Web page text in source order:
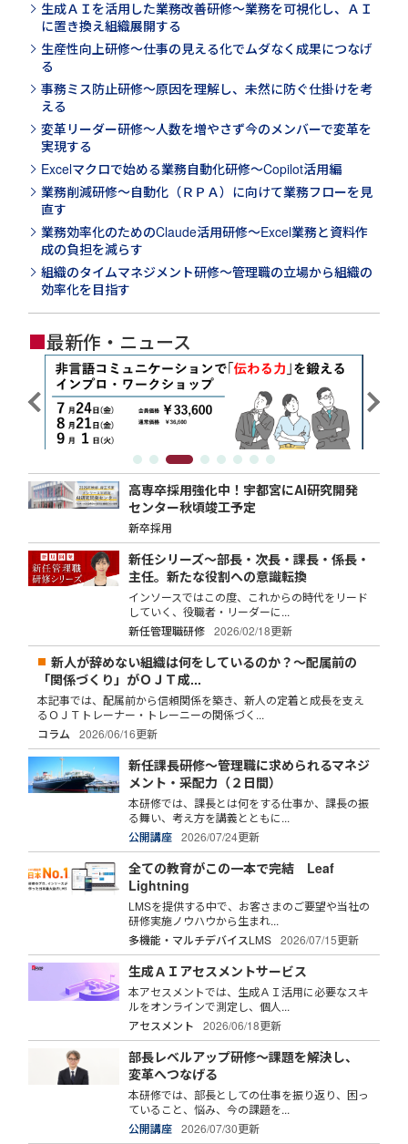
生成ＡＩを活用した業務改善研修～業務を可視化し、ＡＩ
に置き換え組織展開する
生産性向上研修～仕事の見える化でムダなく成果につなげ
る
事務ミス防止研修～原因を理解し、未然に防ぐ仕掛けを考
える
変革リーダー研修～人数を増やさず今のメンバーで変革を
実現する
Excelマクロで始める業務自動化研修～Copilot活用編
業務削減研修～自動化（ＲＰＡ）に向けて業務フローを見
直す
業務効率化のためのClaude活用研修～Excel業務と資料作
成の負担を減らす
組織のタイムマネジメント研修～管理職の立場から組織の
効率化を目指す
■最新作・ニュース
高専卒採用強化中！宇都宮にAI研究開発
センター秋頃竣工予定
新卒採用
新任シリーズ～部長・次長・課長・係長・
主任。新たな役割への意識転換
インソースではこの度、これからの時代をリード
していく、役職者・リーダーに...
新任管理職研修
2026/02/18更新
新人が辞めない組織は何をしているのか？～配属前の
「関係づくり」がＯＪＴ成...
本記事では、配属前から信頼関係を築き、新人の定着と成長を支え
るＯＪＴトレーナー・トレーニーの関係づく...
コラム
2026/06/16更新
新任課長研修～管理職に求められるマネジ
メント・采配力（２日間）
本研修では、課長とは何をする仕事か、課長の振
る舞い、考え方を講義とともに...
公開講座
2026/07/24更新
全ての教育がこの一本で完結 Leaf
Lightning
LMSを提供する中で、お客さまのご要望や当社の
研修実施ノウハウから生まれ...
多機能・マルチデバイスLMS
2026/07/15更新
生成ＡＩアセスメントサービス
本アセスメントでは、生成ＡＩ活用に必要なスキ
ルをオンラインで測定し、個人...
アセスメント
2026/06/18更新
部長レベルアップ研修～課題を解決し、
変革へつなげる
本研修では、部長としての仕事を振り返り、困っ
ていること、悩み、今の課題を...
公開講座
2026/07/30更新